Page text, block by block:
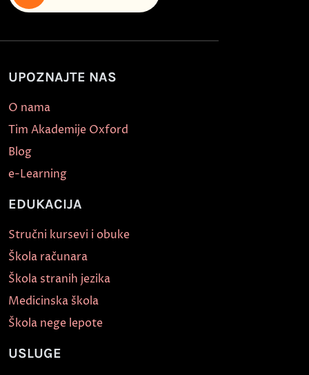
UPOZNAJTE NAS
O nama
Tim Akademije Oxford
Blog
e-Learning
EDUKACIJA
Stručni kursevi i obuke
Škola računara
Škola stranih jezika
Medicinska škola
Škola nege lepote
USLUGE